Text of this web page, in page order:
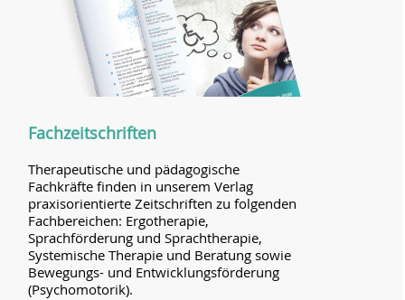
Fachzeitschriften
Therapeutische und pädagogische
Fachkräfte finden in unserem Verlag
praxisorientierte Zeitschriften zu folgenden
Fachbereichen: Ergotherapie,
Sprachförderung und Sprachtherapie,
Systemische Therapie und Beratung sowie
Bewegungs- und Entwicklungsförderung
(Psychomotorik).